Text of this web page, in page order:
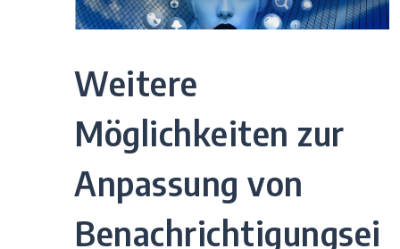
Weitere
Möglichkeiten zur
Anpassung von
Benachrichtigungsei